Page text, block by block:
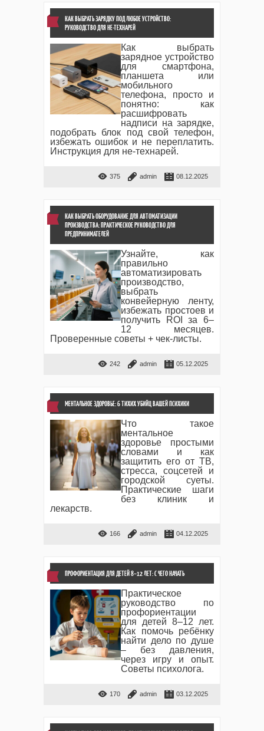
КАК ВЫБРАТЬ ЗАРЯДКУ ПОД ЛЮБОЕ УСТРОЙСТВО:
РУКОВОДСТВО ДЛЯ НЕ-ТЕХНАРЕЙ
Как выбрать
зарядное устройство
для смартфона,
планшета или
мобильного
телефона, просто и
понятно: как
расшифровать
надписи на зарядке,
подобрать блок под свой телефон,
избежать ошибок и не переплатить.
Инструкция для не-технарей.
375 admin 08.12.2025
КАК ВЫБРАТЬ ОБОРУДОВАНИЕ ДЛЯ АВТОМАТИЗАЦИИ
ПРОИЗВОДСТВА: ПРАКТИЧЕСКОЕ РУКОВОДСТВО ДЛЯ
ПРЕДПРИНИМАТЕЛЕЙ
Узнайте, как
правильно
автоматизировать
производство,
выбрать
конвейерную ленту,
избежать простоев и
получить ROI за 6–
12 месяцев.
Проверенные советы + чек-листы.
242 admin 05.12.2025
МЕНТАЛЬНОЕ ЗДОРОВЬЕ: 6 ТИХИХ УБИЙЦ ВАШЕЙ ПСИХИКИ
Что такое
ментальное
здоровье простыми
словами и как
защитить его от ТВ,
стресса, соцсетей и
городской суеты.
Практические шаги
без клиник и
лекарств.
166 admin 04.12.2025
ПРОФОРИЕНТАЦИЯ ДЛЯ ДЕТЕЙ 8–12 ЛЕТ: С ЧЕГО НАЧАТЬ
Практическое
руководство по
профориентации
для детей 8–12 лет.
Как помочь ребёнку
найти дело по душе
– без давления,
через игру и опыт.
Советы психолога.
170 admin 03.12.2025